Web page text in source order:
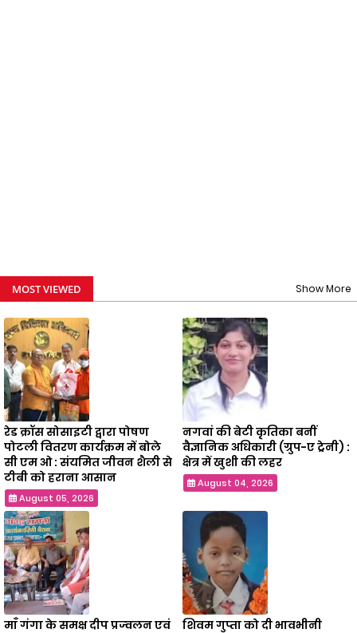
MOST VIEWED Show More
रेड क्रॉस सोसाइटी द्वारा पोषण
पोटली वितरण कार्यक्रम में बोले
सी एम ओ : संयमित जीवन शैली से
टीबी को हराना आसान
August 05, 2026
नगवां की बेटी कृतिका बनीं
वैज्ञानिक अधिकारी (ग्रुप-ए ट्रेनी) :
क्षेत्र में खुशी की लहर
August 04, 2026
माँ गंगा के समक्ष दीप प्रज्वलन एवं
शिवम गुप्ता को दी भावभीनी